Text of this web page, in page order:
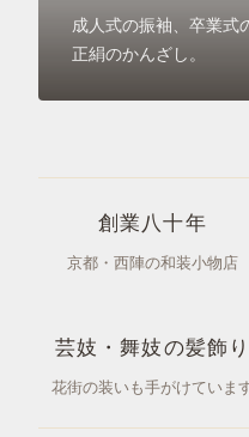
成人式の振袖、卒業式
正絹のかんざし。
創業八十年
京都・西陣の和装小物店
芸妓・舞妓の髪飾り
花街の装いも手がけていま